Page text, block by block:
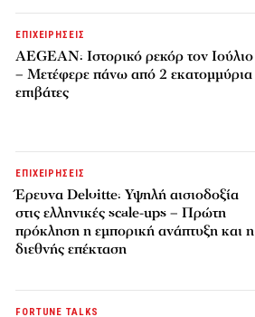
ΕΠΙΧΕΙΡΗΣΕΙΣ
AEGEAN: Ιστορικό ρεκόρ τον Ιούλιο
– Μετέφερε πάνω από 2 εκατομμύρια
επιβάτες
ΕΠΙΧΕΙΡΗΣΕΙΣ
Έρευνα Deloitte: Υψηλή αισιοδοξία
στις ελληνικές scale-ups – Πρώτη
πρόκληση η εμπορική ανάπτυξη και η
διεθνής επέκταση
FORTUNE TALKS